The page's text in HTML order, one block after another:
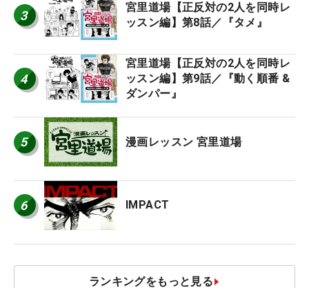
3
宮里道場【正反対の2人を同時レ
ッスン編】第8話／『タメ』
4
宮里道場【正反対の2人を同時レ
ッスン編】第9話／『動く順番 &
ダンパー』
5 漫画レッスン 宮里道場
6 IMPACT
ランキングをもっと見る